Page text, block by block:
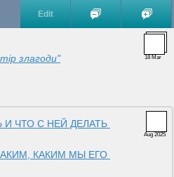
Edit
18 Mar
злагоди"
Aug 2025
ЧТО С НЕЙ ДЕЛАТЬ
КАКИМ МЫ ЕГО